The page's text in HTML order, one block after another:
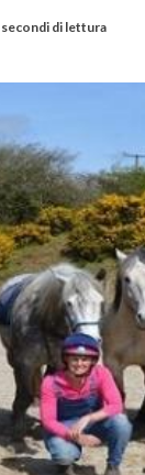
di lettura